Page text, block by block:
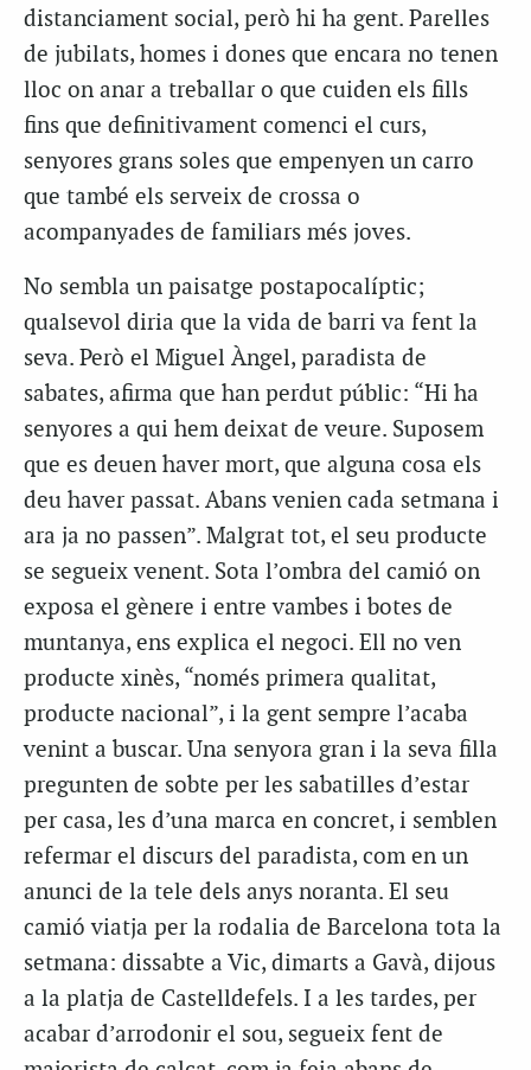
distanciament social, però hi ha gent. Parelles
de jubilats, homes i dones que encara no tenen
lloc on anar a treballar o que cuiden els fills
fins que definitivament comenci el curs,
senyores grans soles que empenyen un carro
que també els serveix de crossa o
acompanyades de familiars més joves.
No sembla un paisatge postapocalíptic;
qualsevol diria que la vida de barri va fent la
seva. Però el Miguel Àngel, paradista de
sabates, afirma que han perdut públic: “Hi ha
senyores a qui hem deixat de veure. Suposem
que es deuen haver mort, que alguna cosa els
deu haver passat. Abans venien cada setmana i
ara ja no passen”. Malgrat tot, el seu producte
se segueix venent. Sota l’ombra del camió on
exposa el gènere i entre vambes i botes de
muntanya, ens explica el negoci. Ell no ven
producte xinès, “només primera qualitat,
producte nacional”, i la gent sempre l’acaba
venint a buscar. Una senyora gran i la seva filla
pregunten de sobte per les sabatilles d’estar
per casa, les d’una marca en concret, i semblen
refermar el discurs del paradista, com en un
anunci de la tele dels anys noranta. El seu
camió viatja per la rodalia de Barcelona tota la
setmana: dissabte a Vic, dimarts a Gavà, dijous
a la platja de Castelldefels. I a les tardes, per
acabar d’arrodonir el sou, segueix fent de